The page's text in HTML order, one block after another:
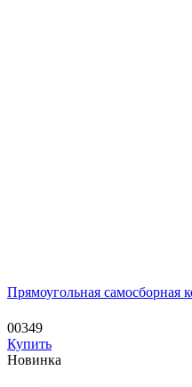
Прямоугольная самосборная
00349
Купить
Новинка